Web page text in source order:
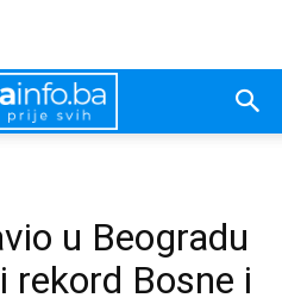
u Beogradu
rekord Bosne i